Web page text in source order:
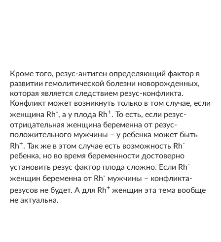
Кроме того, резус-антиген определяющий фактор в
развитии гемолитической болезни новорожденных,
которая является следствием резус-конфликта.
Конфликт может возникнуть только в том случае, если
женщина Rh-, а у плода Rh+. То есть, если резус-
отрицательная женщина беременна от резус-
положительного мужчины – у ребенка может быть
Rh+. Так же в этом случае есть возможность Rh-
ребенка, но во время беременности достоверно
установить резус фактор плода сложно. Если Rh-
женщин беременна от Rh- мужчины – конфликта-
резусов не будет. А для Rh+ женщин эта тема вообще
не актуальна.